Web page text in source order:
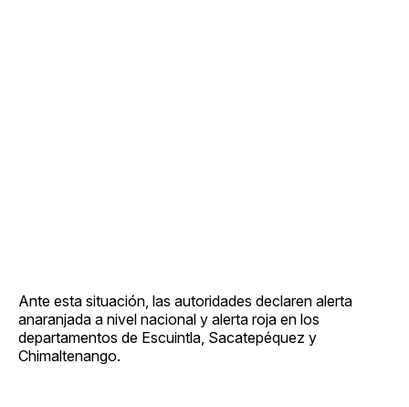
Ante esta situación, las autoridades declaren alerta
anaranjada a nivel nacional y alerta roja en los
departamentos de Escuintla, Sacatepéquez y
Chimaltenango.